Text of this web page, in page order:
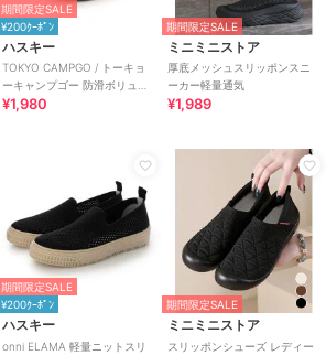
期間限定SALE
¥200ｸｰﾎﾟﾝ
ハスキー
TOKYO CAMPGO / トーキョ
ーキャンプゴー 防滑ボリュー
ムソール 防水スリッポンスニ
¥1,980
期間限定SALE
ミニミニストア
厚底メッシュスリッポンスニ
ーカー軽量通気
¥1,989
期間限定SALE
¥200ｸｰﾎﾟﾝ
ハスキー
onni ELAMA 軽量ニットスリ
期間限定SALE
ミニミニストア
スリッポンシューズ レディー